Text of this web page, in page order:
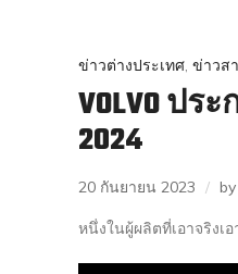
ข่าวต่างประเทศ, ข่าวส
VOLVO ป
2024
20 กันยายน 2023 by
หนึ่งในผู้ผลิตที่เอาจริงเ